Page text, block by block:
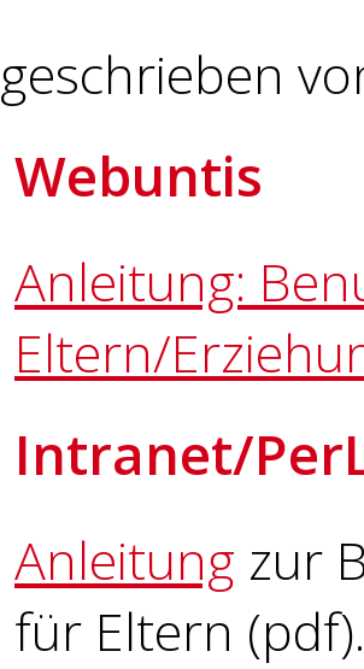
geschrieben
Webuntis
Anleitung:
Eltern/
Intranet/
Anleitung zur
für Eltern (pdf).